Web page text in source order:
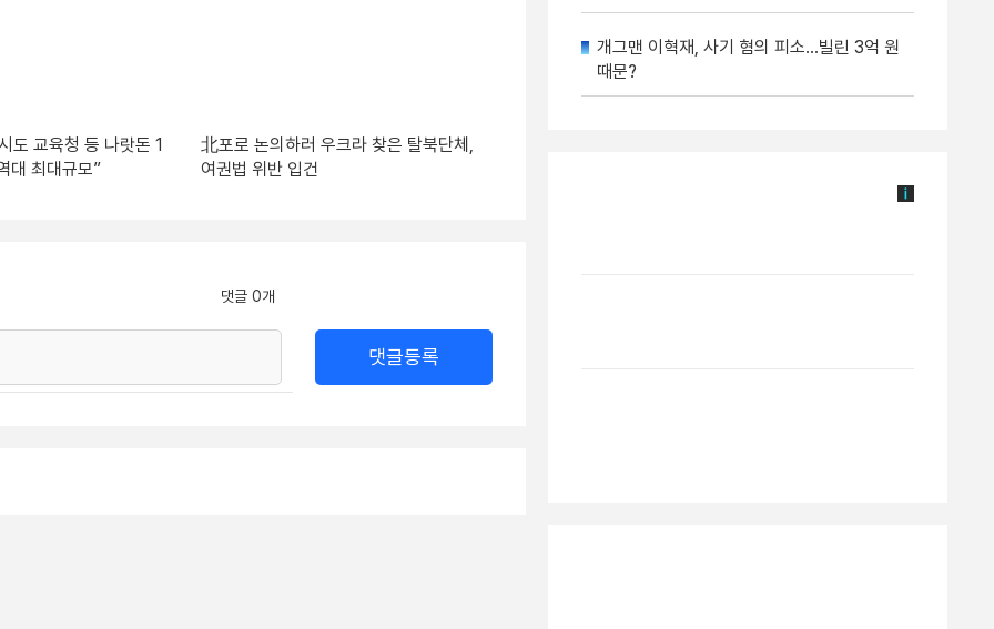
도 교육청 등 나랏돈 1
대 최대규모”
北포로 논의하러 우크라 찾은 탈북단체,
여권법 위반 입건
댓글 0개
댓글등록
개그맨 이혁재, 사기 혐의 피소…빌린 3억 원
때문?